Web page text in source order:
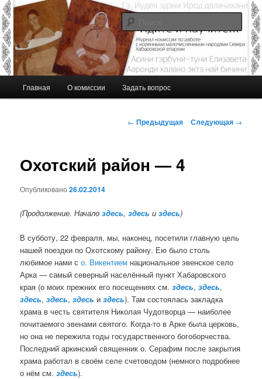
Перейти
к
основному
содержимому
Идите и научите…
Журнал Комиссии по работе с малочисленными коренными народами
Севера Хабаровской епархии
Главная О комиссии Задать вопрос
Н
и
г
я
о
з
а
п
и
с
я
м
← Предыдущая Следующая →
Охотский район — 4
Опубликовано26.02.2014
(Продолжение. Началоздесь,здесь издесь)
В субботу, 22 февраля, мы, наконец, посетили главную цель
нашей поездки по Охотскому району. Ею было столь
любимое нами со. Викентием национальное эвенское село
Арка — самый северный населённый пункт Хабаровского
края (о моих прежних его посещениях см.здесь,здесь,
здесь,здесь,здесь издесь). Там состоялась закладка
храма в честь святителя Николая Чудотворца — наиболее
почитаемого эвенами святого. Когда-то в Арке была церковь,
но она не пережила годы государственного богоборчества.
Последний аркинский священник о. Серафим после закрытия
храма работал в своём селе счетоводом (немного подробнее
о нём см.здесь).